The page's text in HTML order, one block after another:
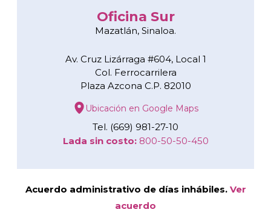
Oficina Sur
Mazatlán, Sinaloa.
Av. Cruz Lizárraga #604, Local 1
Col. Ferrocarrilera
Plaza Azcona C.P. 82010
Ubicación en Google Maps
Tel. (669) 981-27-10
Lada sin costo:800-50-50-450
Acuerdo administrativo de días inhábiles. Ver
acuerdo